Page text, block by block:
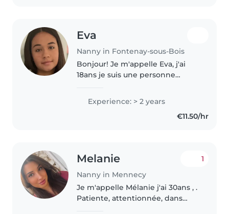
Eva
Nanny in Fontenay-sous-Bois
Bonjour! Je m'appelle Eva, j'ai
18ans je suis une personne
créative. J'aime m'occuper des
enfants jouer avec eux , leur
proposer des activités adaptées..
Experience: > 2 years
€11.50/hr
Melanie
Nanny in Mennecy
1
Je m'appelle Mélanie j'ai 30ans , .
Patiente, attentionnée, dans